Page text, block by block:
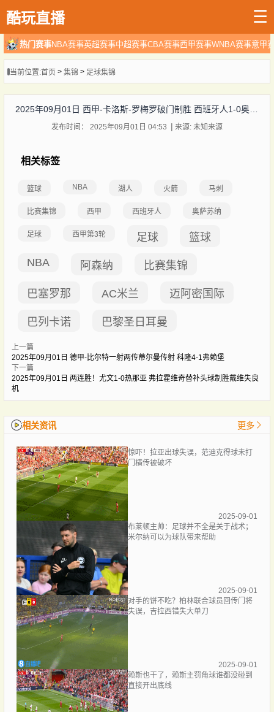
酷玩直播 ☰
热门赛事NBA赛事英超赛事中超赛事CBA赛事西甲赛事WNBA赛事意甲
当前位置:首页> 集锦 > 足球集锦
2025年09月01日 西甲-卡洛斯-罗梅罗破门制胜 西班牙人1-0奥萨苏纳
发布时间： 2025年09月01日 04:53 来源: 未知来源
相关标签
篮球 NBA 湖人 火箭 马刺
比赛集锦 西甲 西班牙人 奥萨苏纳
足球 西甲第3轮 足球 篮球
NBA 阿森纳 比赛集锦
巴塞罗那 AC米兰 迈阿密国际
巴列卡诺 巴黎圣日耳曼
上一篇
2025年09月01日 德甲-比尔特一射两传蒂尔曼传射 科隆4-1弗赖堡
下一篇
2025年09月01日 两连胜！尤文1-0热那亚 弗拉霍维奇替补头球制胜戴维失良
机
相关资讯 更多
惊吓！拉亚出球失误，范迪克得球未打
门横传被破坏
2025-09-01
布莱顿主帅：足球并不全是关于战术；
米尔纳可以为球队带来帮助
2025-09-01
对手的饼不吃？柏林联合球员回传门将
失误，吉拉西错失大单刀
2025-09-01
赖斯也干了，赖斯主罚角球谁都没碰到
直接开出底线